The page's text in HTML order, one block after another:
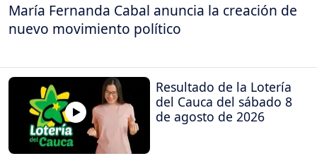
María Fernanda Cabal anuncia la creación de
nuevo movimiento político
Resultado de la Lotería
del Cauca del sábado 8
de agosto de 2026